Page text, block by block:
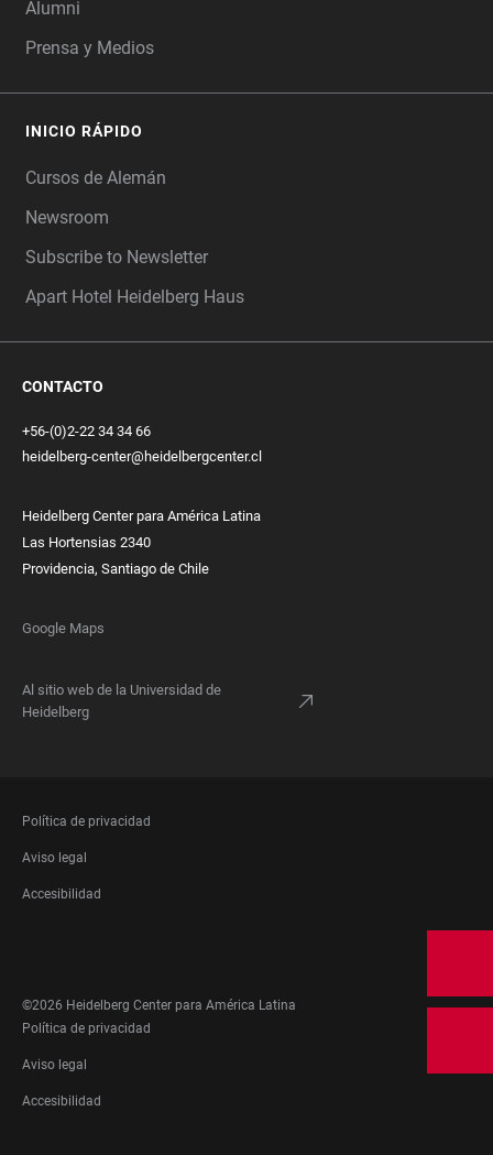
Alumni
Prensa y Medios
INICIO RÁPIDO
Cursos de Alemán
Newsroom
Subscribe to Newsletter
Apart Hotel Heidelberg Haus
CONTACTO
+56-(0)2-22 34 34 66
heidelberg-center@heidelbergcenter.cl
Heidelberg Center para América Latina
Las Hortensias 2340
Providencia, Santiago de Chile
Google Maps
Al sitio web de la Universidad de
Heidelberg
FOOTER
LEGAL
Política de privacidad
Aviso legal
Accesibilidad
MEDIA
©2026 Heidelberg Center para América Latina
FOOTER
LEGAL
Política de privacidad
Aviso legal
Accesibilidad